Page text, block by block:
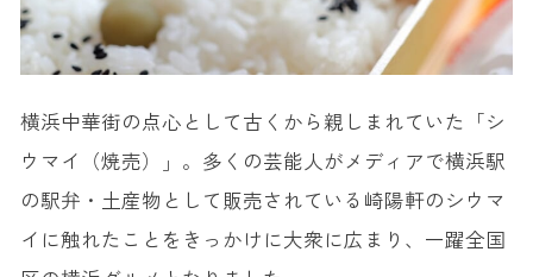
横浜中華街の点心として古くから親しまれていた「シ
ウマイ（焼売）」。多くの芸能人がメディアで横浜駅
の駅弁・土産物として販売されている崎陽軒のシウマ
イに触れたことをきっかけに大衆に広まり、一躍全国